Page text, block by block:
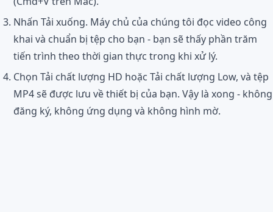
Nhấn Tải xuống. Máy chủ của chúng tôi đọc video công
khai và chuẩn bị tệp cho bạn - bạn sẽ thấy phần trăm
tiến trình theo thời gian thực trong khi xử lý.
Chọn Tải chất lượng HD hoặc Tải chất lượng Low, và tệp
MP4 sẽ được lưu về thiết bị của bạn. Vậy là xong - không
đăng ký, không ứng dụng và không hình mờ.